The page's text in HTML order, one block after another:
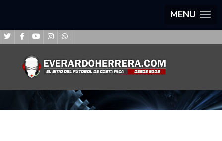
MENU